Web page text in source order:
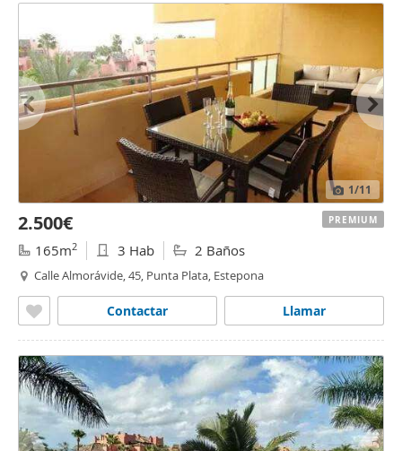
1/11
2.500€
165m2 3 Hab 2 Baños
Calle Almorávide, 45, Punta Plata, Estepona
Llamar
Contactar
PREMIUM